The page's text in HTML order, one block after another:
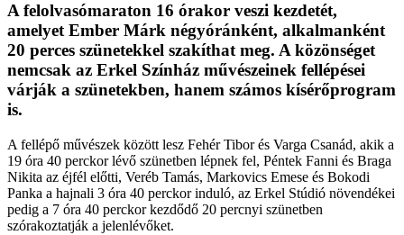
A felolvasómaraton 16 órakor veszi kezdetét,
amelyet Ember Márk négyóránként, alkalmanként
20 perces szünetekkel szakíthat meg. A közönséget
nemcsak az Erkel Színház művészeinek fellépései
várják a szünetekben, hanem számos kísérőprogram
is.
A fellépő művészek között lesz Fehér Tibor és Varga Csanád, akik a
19 óra 40 perckor lévő szünetben lépnek fel, Péntek Fanni és Braga
Nikita az éjfél előtti, Veréb Tamás, Markovics Emese és Bokodi
Panka a hajnali 3 óra 40 perckor induló, az Erkel Stúdió növendékei
pedig a 7 óra 40 perckor kezdődő 20 percnyi szünetben
szórakoztatják a jelenlévőket.